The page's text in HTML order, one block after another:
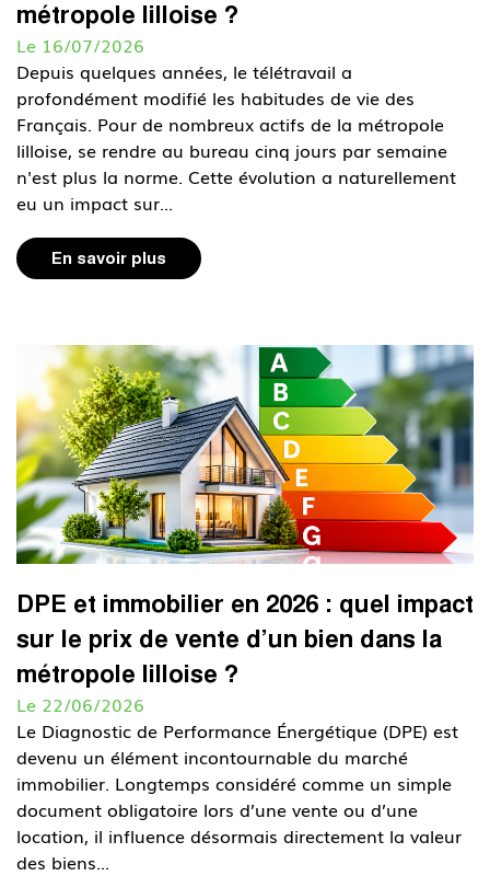
métropole lilloise ?
Le 16/07/2026
Depuis quelques années, le télétravail a
profondément modifié les habitudes de vie des
Français. Pour de nombreux actifs de la métropole
lilloise, se rendre au bureau cinq jours par semaine
n'est plus la norme. Cette évolution a naturellement
eu un impact sur...
En savoir plus
DPE et immobilier en 2026 : quel impact
sur le prix de vente d’un bien dans la
métropole lilloise ?
Le 22/06/2026
Le Diagnostic de Performance Énergétique (DPE) est
devenu un élément incontournable du marché
immobilier. Longtemps considéré comme un simple
document obligatoire lors d’une vente ou d’une
location, il influence désormais directement la valeur
des biens...